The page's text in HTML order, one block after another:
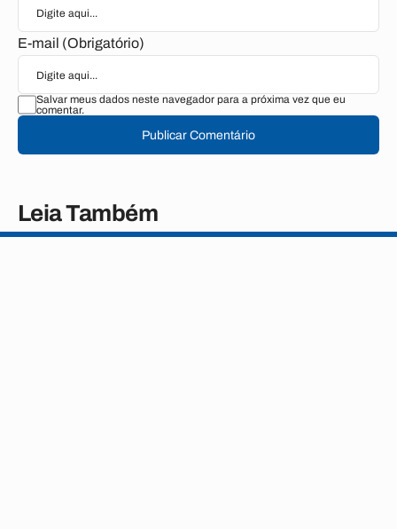
E-mail (Obrigatório)
Salvar meus dados neste navegador para a próxima vez que eu
comentar.
Publicar Comentário
Leia Também